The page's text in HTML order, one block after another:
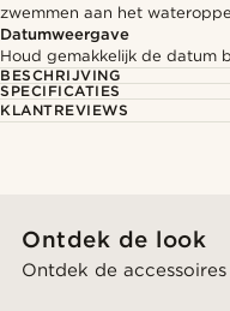
zwemmen aan het
Datumweergave
Houd gemakkelijk de datum
BESCHRIJVING
SPECIFICATIES
KLANTREVIEWS
Ontdek de look
Ontdek de